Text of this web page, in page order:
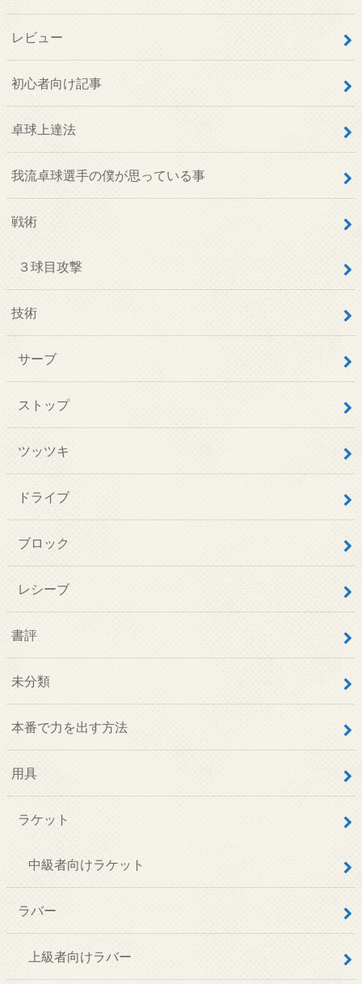
レビュー
初心者向け記事
卓球上達法
我流卓球選手の僕が思っている事
戦術
３球目攻撃
技術
サーブ
ストップ
ツッツキ
ドライブ
ブロック
レシーブ
書評
未分類
本番で力を出す方法
用具
ラケット
中級者向けラケット
ラバー
上級者向けラバー